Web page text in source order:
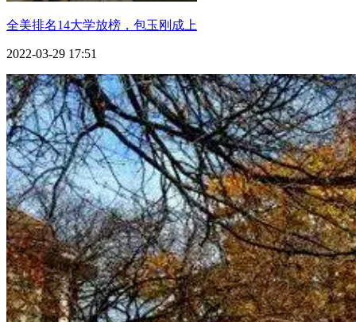
全美排名14大学放榜，包玉刚成上
2022-03-29 17:51